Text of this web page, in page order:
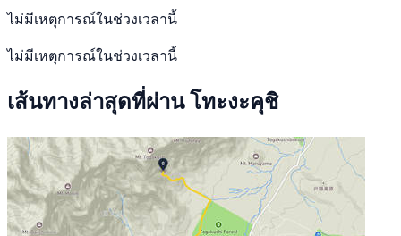
ไม่มีเหตุการณ์ในช่วงเวลานี้
ไม่มีเหตุการณ์ในช่วงเวลานี้
เส้นทางล่าสุดที่ผ่าน โทะงะคุชิ